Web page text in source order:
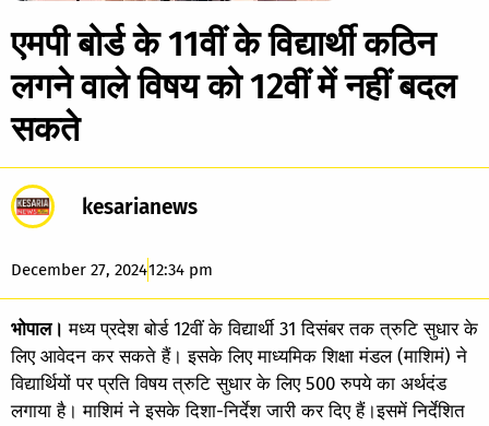
एमपी बोर्ड के 11वीं के विद्यार्थी कठिन
लगने वाले विषय को 12वीं में नहीं बदल
सकते
kesarianews
December 27, 202412:34 pm
भोपाल। मध्य प्रदेश बोर्ड 12वीं के विद्यार्थी 31 दिसंबर तक त्रुटि सुधार के
लिए आवेदन कर सकते हैं। इसके लिए माध्यमिक शिक्षा मंडल (माशिमं) ने
विद्यार्थियों पर प्रति विषय त्रुटि सुधार के लिए 500 रुपये का अर्थदंड
लगाया है। माशिमं ने इसके दिशा-निर्देश जारी कर दिए हैं।इसमें निर्देशित